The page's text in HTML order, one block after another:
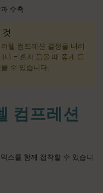
수축
렐 컴프레션 결정을 내리
다 - 혼자 들을 때 좋게 들
수 있습니다.
컴프레션
스를 함께 접착할 수 있습니